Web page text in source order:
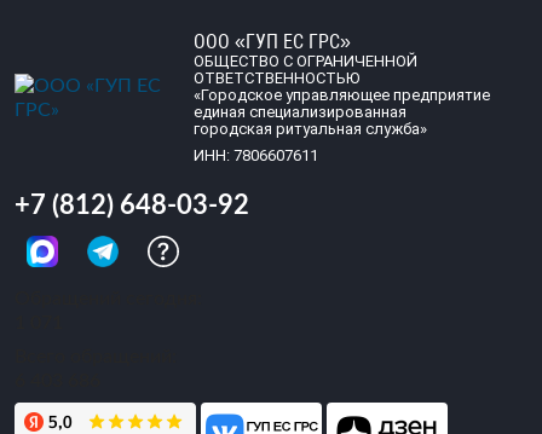
ООО «ГУП ЕС ГРС»
ОБЩЕСТВО С ОГРАНИЧЕННОЙ
ОТВЕТСТВЕННОСТЬЮ
«Городское управляющее предприятие
единая специализированная
городская ритуальная служба»
ИНН: 7806607611
+7 (812) 648-03-92